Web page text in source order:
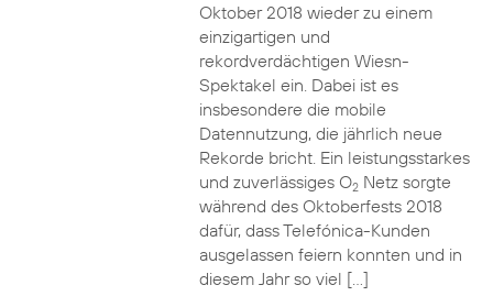
Oktober 2018 wieder zu einem
einzigartigen und
rekordverdächtigen Wiesn-
Spektakel ein. Dabei ist es
insbesondere die mobile
Datennutzung, die jährlich neue
Rekorde bricht. Ein leistungsstarkes
und zuverlässiges O2Netz sorgte
während des Oktoberfests 2018
dafür, dass Telefónica-Kunden
ausgelassen feiern konnten und in
diesem Jahr so viel […]